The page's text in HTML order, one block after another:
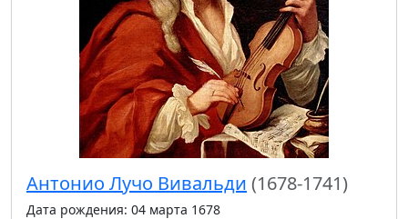
Антонио Лучо Вивальди (1678-1741)
Дата рождения: 04 марта 1678